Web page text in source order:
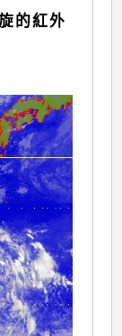
的紅外